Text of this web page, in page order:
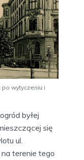
po wytyczeniu i
byłej
się
ul.
terenie tego